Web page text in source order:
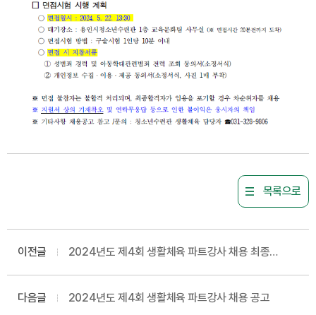
목록으로
이전글
2024년도 제4회 생활체육 파트강사 채용 최종
다음글 2024년도 제4회 생활체육 파트강사 채용 공고